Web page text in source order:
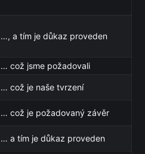
…, a tím je důkaz proveden
… což jsme požadovali
… což je naše tvrzení
… což je požadovaný závěr
… a tím je důkaz proveden